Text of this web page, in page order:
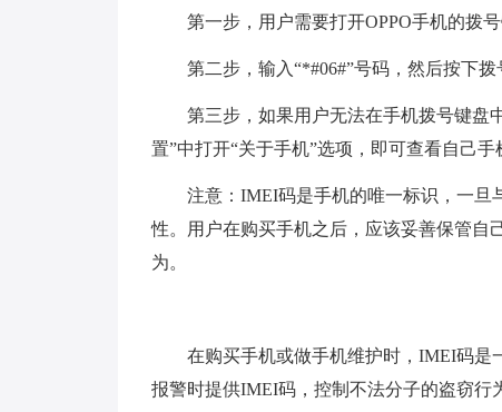
第一步，用户需要打开OPPO手机的拨号
第二步，输入“*#06#”号码，然后按下
第三步，如果用户无法在手机拨号键盘
置”中打开“关于手机”选项，即可查看自己手
注意：IMEI码是手机的唯一标识，一旦
性。用户在购买手机之后，应该妥善保管自
为。
在购买手机或做手机维护时，IMEI码是
报警时提供IMEI码，控制不法分子的盗窃